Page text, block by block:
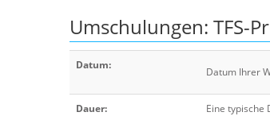
Umschulungen: TFS-
Datum:
Datum Ihrer
Dauer: Eine typische